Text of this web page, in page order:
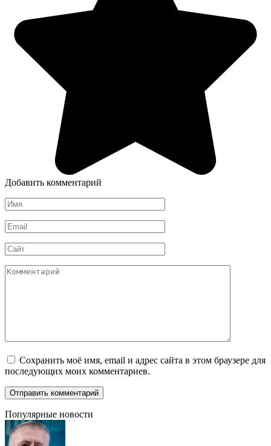
Добавить комментарий
Имя
*
Email
*
Сайт
Комментарий
Сохранить моё имя, email и адрес сайта в этом браузере для
последующих моих комментариев.
Популярные новости